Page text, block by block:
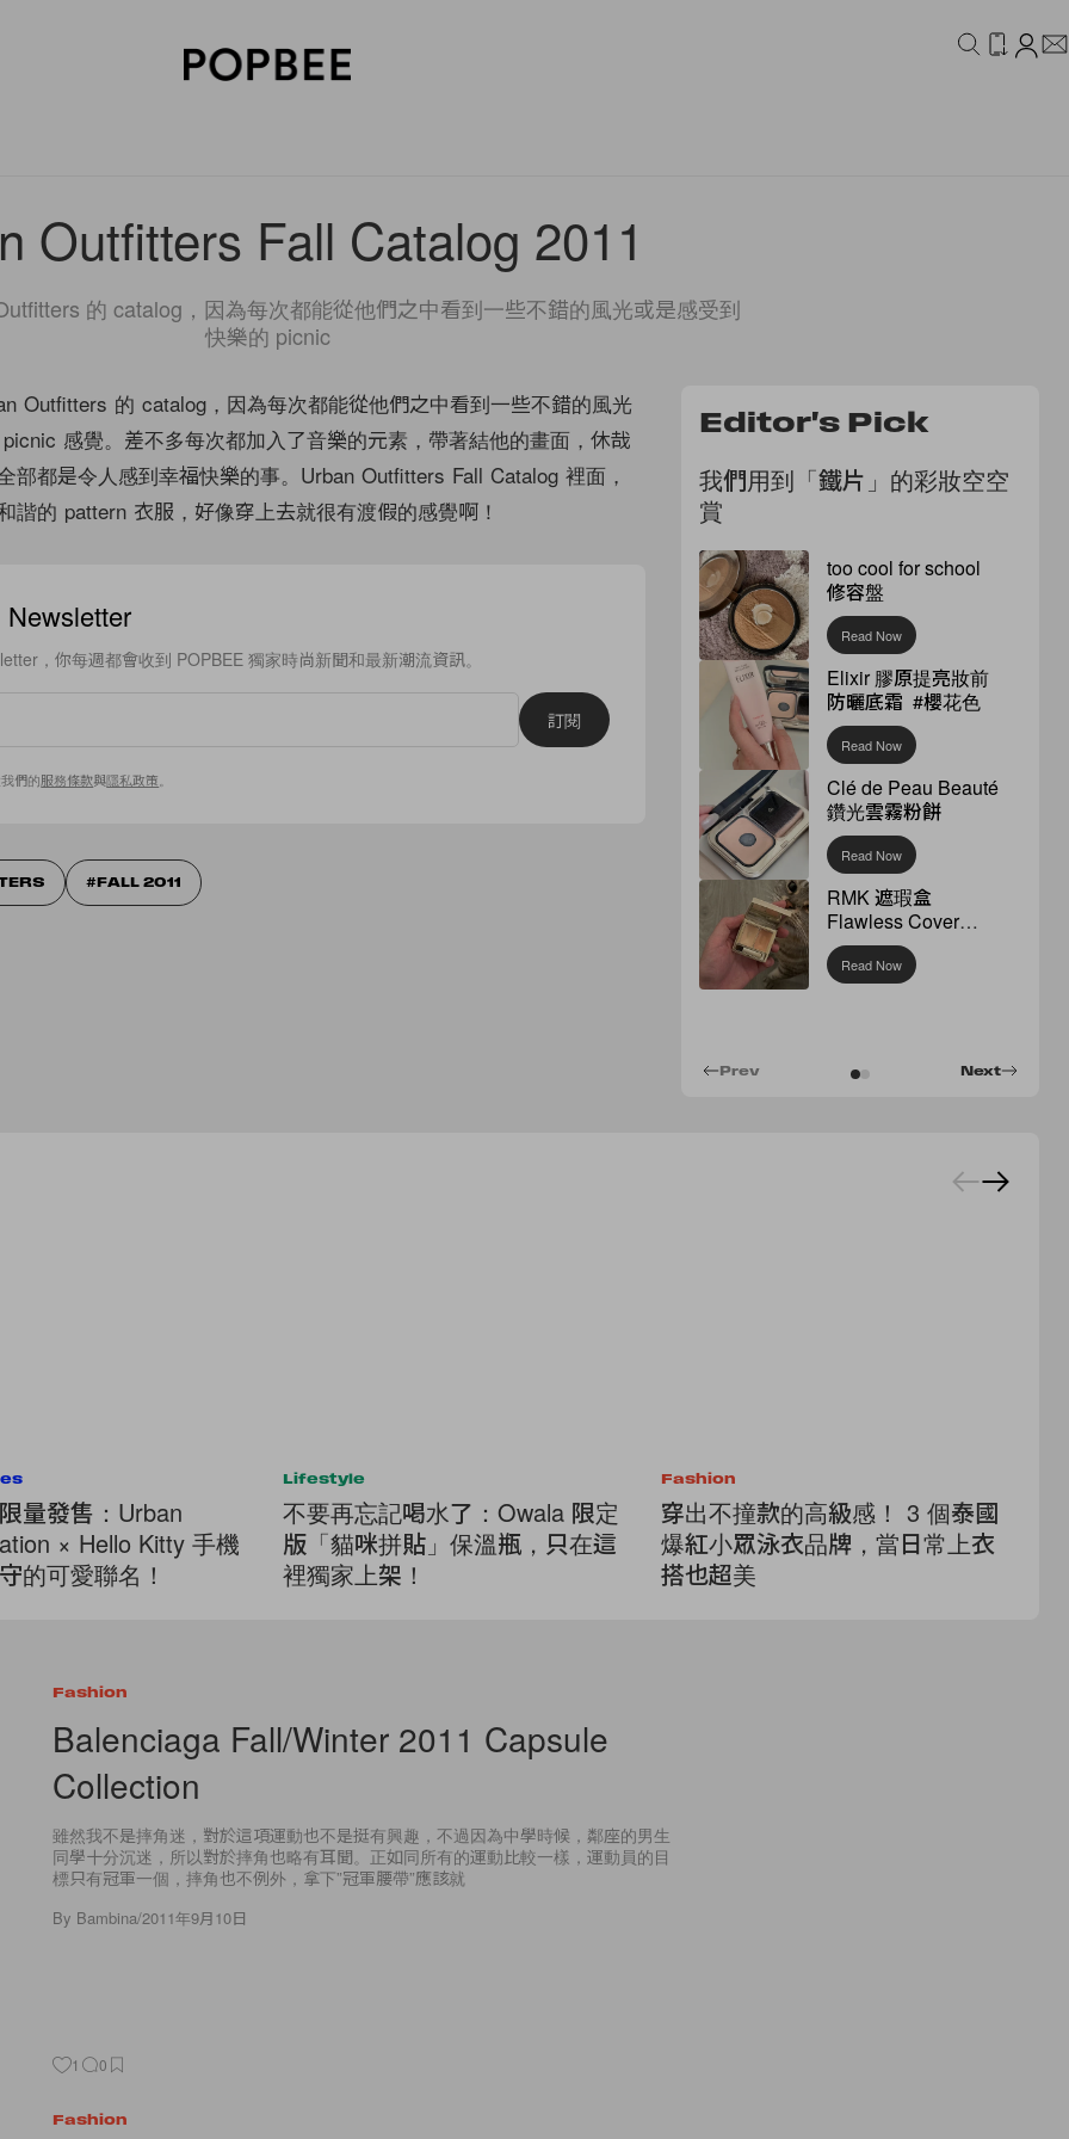
Outfitters Fall Catalog 2011
的 catalog，因為每次都能從他們之中看到一些不錯的風光或是感受到
快樂的 picnic
Outfitters 的 catalog，因為每次都能從他們之中看到一些不錯的風光
感覺。差不多每次都加入了音樂的元素，帶著結他的畫面，休哉
部都是令人感到幸福快樂的事。Urban Outfitters Fall Catalog 裡面，
諧的 pattern 衣服，好像穿上去就很有渡假的感覺啊！
，你每週都會收到 POPBEE 獨家時尚新聞和最新潮流資訊。
訂閱
們的服務條款與隱私政策
FALL 2011
Editor's Pick
我們用到「鐵片」的彩妝空空
賞
too cool for school
修容盤
Read Now
Elixir 膠原提亮妝前
防曬底霜 #櫻花色
Read Now
Clé de Peau Beauté
鑽光雲霧粉餅
Read Now
RMK 遮瑕盒
Flawless Cover
Concealer
Read Now
Next
Prev
量發售：Urban
× Hello Kitty 手機
的可愛聯名！
Lifestyle
不要再忘記喝水了：Owala 限定
版「貓咪拼貼」保溫瓶，只在這
裡獨家上架！
Fashion
穿出不撞款的高級感！ 3 個泰國
爆紅小眾泳衣品牌，當日常上衣
搭也超美
Fashion
Balenciaga Fall/Winter 2011 Capsule
Collection
雖然我不是摔角迷，對於這項運動也不是挺有興趣，不過因為中學時候，鄰座的男生
同學十分沉迷，所以對於摔角也略有耳聞。正如同所有的運動比較一樣，運動員的目
標只有冠軍一個，摔角也不例外，拿下”冠軍腰帶”應該就
By Bambina/2011年9月10日
1 0
Fashion